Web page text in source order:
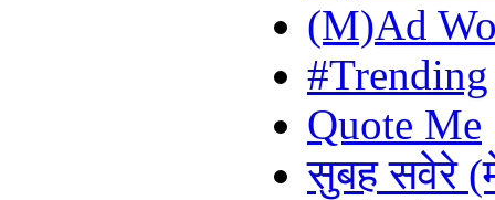
(M)Ad
#Trending
Quote Me
सुबह सवेरे